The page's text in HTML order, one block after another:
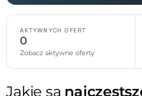
AKTYWNYCH OFERT
0
Zobacz aktywne oferty
Jakie są